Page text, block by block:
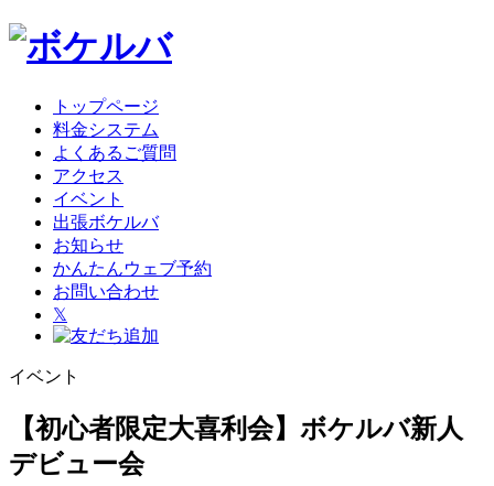
トップページ
料金システム
よくあるご質問
アクセス
イベント
出張ボケルバ
お知らせ
かんたんウェブ予約
お問い合わせ
𝕏
イベント
【初心者限定大喜利会】ボケルバ新人
デビュー会